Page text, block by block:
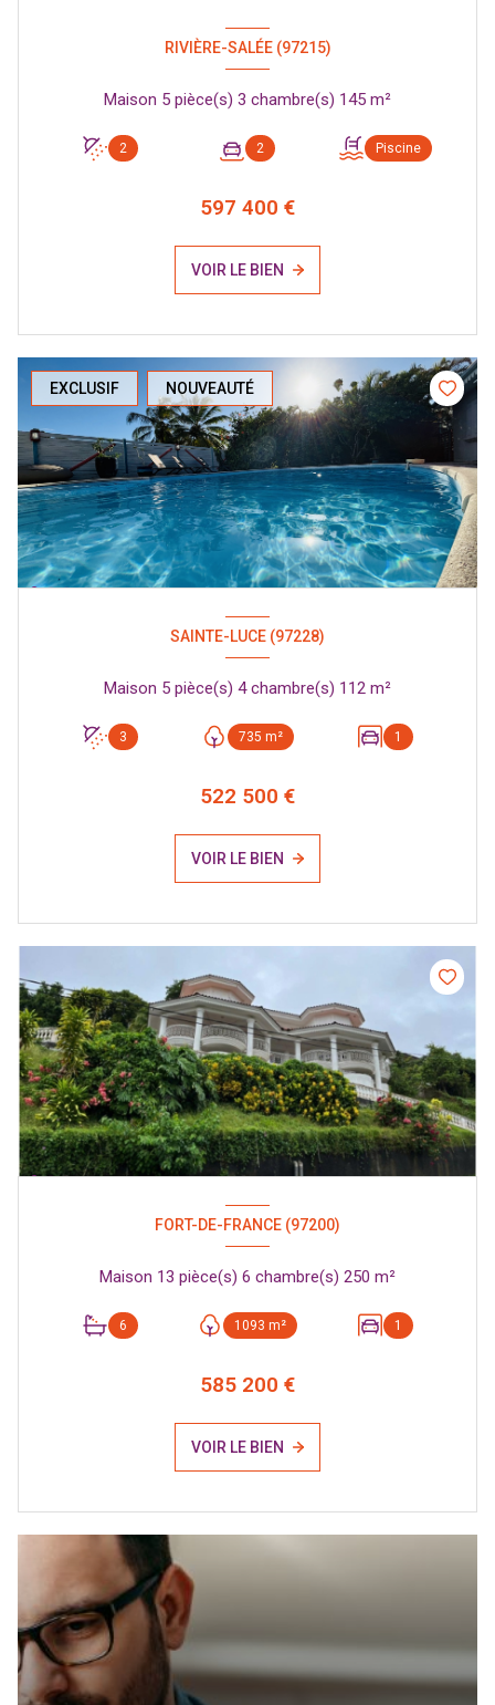
RIVIÈRE-SALÉE (97215)
Maison 5 pièce(s) 3 chambre(s) 145 m²
2 2 Piscine
597 400 €
VOIR LE BIEN
EXCLUSIF NOUVEAUTÉ
SAINTE-LUCE (97228)
Maison 5 pièce(s) 4 chambre(s) 112 m²
3 735 m² 1
522 500 €
VOIR LE BIEN
FORT-DE-FRANCE (97200)
Maison 13 pièce(s) 6 chambre(s) 250 m²
6 1093 m² 1
585 200 €
VOIR LE BIEN